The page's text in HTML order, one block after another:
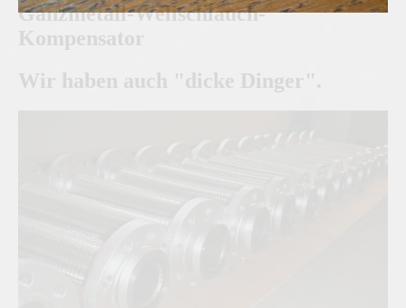
Ganzmetall-Wellschlauch-
Kompensator
Wir haben auch "dicke Dinger".